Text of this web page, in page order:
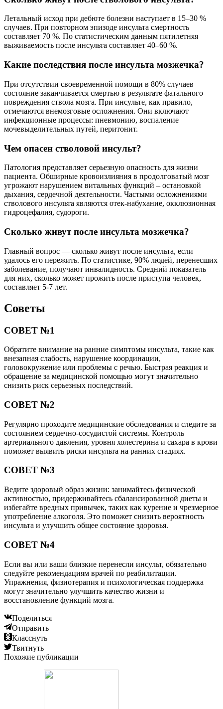
Летальный исход при дебюте болезни наступает в 15–30 %
случаев. При повторном эпизоде инсульта смертность
составляет 70 %. По статистическим данным пятилетняя
выживаемость после инсульта составляет 40–60 %.
Какие последствия после инсульта мозжечка?
При отсутствии своевременной помощи в 80% случаев
состояние заканчивается смертью в результате фатального
повреждения ствола мозга. При инсульте, как правило,
отмечаются внемозговые осложнения. Они включают
инфекционные процессы: пневмонию, воспаление
мочевыделительных путей, перитонит.
Чем опасен стволовой инсульт?
Патология представляет серьезную опасность для жизни
пациента. Обширные кровоизлияния в продолговатый мозг
угрожают нарушением витальных функций – остановкой
дыхания, сердечной деятельности. Частыми осложнениями
стволового инсульта являются отек-набухание, окклюзионная
гидроцефалия, судороги.
Сколько живут после инсульта мозжечка?
Главный вопрос — сколько живут после инсульта, если
удалось его пережить. По статистике, 90% людей, перенесших
заболевание, получают инвалидность. Средний показатель
для них, сколько может прожить после приступа человек,
составляет 5-7 лет.
Советы
СОВЕТ №1
Обратите внимание на ранние симптомы инсульта, такие как
внезапная слабость, нарушение координации,
головокружение или проблемы с речью. Быстрая реакция и
обращение за медицинской помощью могут значительно
снизить риск серьезных последствий.
СОВЕТ №2
Регулярно проходите медицинские обследования и следите за
состоянием сердечно-сосудистой системы. Контроль
артериального давления, уровня холестерина и сахара в крови
поможет выявить риски инсульта на ранних стадиях.
СОВЕТ №3
Ведите здоровый образ жизни: занимайтесь физической
активностью, придерживайтесь сбалансированной диеты и
избегайте вредных привычек, таких как курение и чрезмерное
употребление алкоголя. Это поможет снизить вероятность
инсульта и улучшить общее состояние здоровья.
СОВЕТ №4
Если вы или ваши близкие перенесли инсульт, обязательно
следуйте рекомендациям врачей по реабилитации.
Упражнения, физиотерапия и психологическая поддержка
могут значительно улучшить качество жизни и
восстановление функций мозга.
Поделиться
Отправить
Класснуть
Твитнуть
Похожие публикации